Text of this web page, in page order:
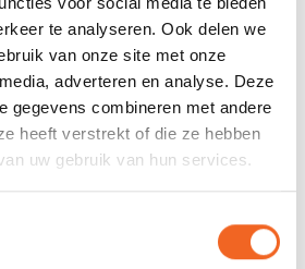
te analyseren. Ook delen we
van onze site met onze
adverteren en analyse. Deze
gegevens combineren met andere
heeft verstrekt of die ze hebben
uw gebruik van hun services.